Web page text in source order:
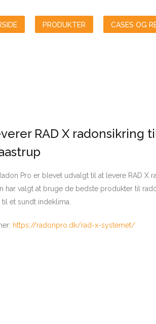
PRODUKTER CASES OG
RAD X radonsikring
Pro er blevet udvalgt til at levere RAD X
har valgt at bruge de bedste produkter til
et sundt indeklima.
https://radonpro.dk/rad-x-systemet/